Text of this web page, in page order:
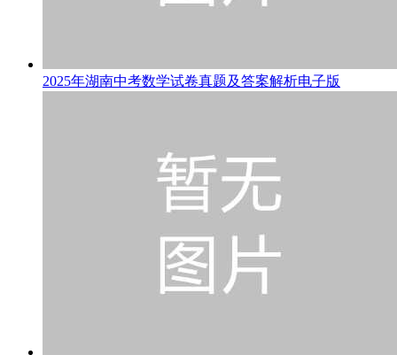
2025年湖南中考数学试卷真题及答案解析电子版